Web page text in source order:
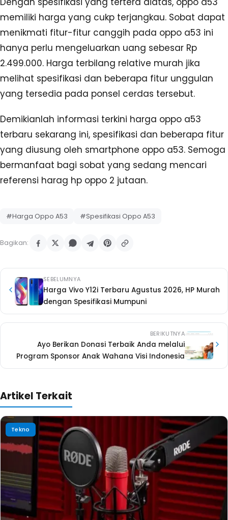
memiliki harga yang cukp terjangkau. Sobat dapat
menikmati fitur-fitur canggih pada oppo a53 ini
hanya perlu mengeluarkan uang sebesar Rp
2.499.000. Harga terbilang relative murah jika
melihat spesifikasi dan beberapa fitur unggulan
yang tersedia pada ponsel cerdas tersebut.
Demikianlah informasi terkini harga oppo a53
terbaru sekarang ini, spesifikasi dan beberapa fitur
yang diusung oleh smartphone oppo a53. Semoga
bermanfaat bagi sobat yang sedang mencari
referensi harag hp oppo 2 jutaan.
#Harga Oppo A53 #Spesifikasi Oppo A53
Bagikan:
SEBELUMNYA
Harga Vivo Y12i Terbaru Agustus 2026, HP Murah
dengan Spesifikasi Mumpuni
BERIKUTNYA
Ayo Berikan Donasi Terbaik Anda melalui
Program Sponsor Anak Wahana Visi Indonesia
Artikel Terkait
Tekno